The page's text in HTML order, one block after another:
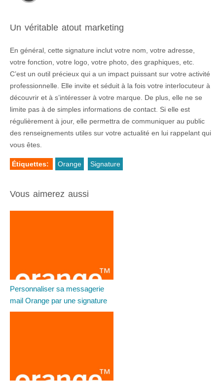
Un véritable atout marketing
En général, cette signature inclut votre nom, votre adresse,
votre fonction, votre logo, votre photo, des graphiques, etc.
C’est un outil précieux qui a un impact puissant sur votre activité
professionnelle. Elle invite et séduit à la fois votre interlocuteur à
découvrir et à s’intéresser à votre marque. De plus, elle ne se
limite pas à de simples informations de contact. Si elle est
régulièrement à jour, elle permettra de communiquer au public
des renseignements utiles sur votre actualité en lui rappelant qui
vous êtes.
Étiquettes: Orange Signature
Vous aimerez aussi
Personnaliser sa messagerie
mail Orange par une signature